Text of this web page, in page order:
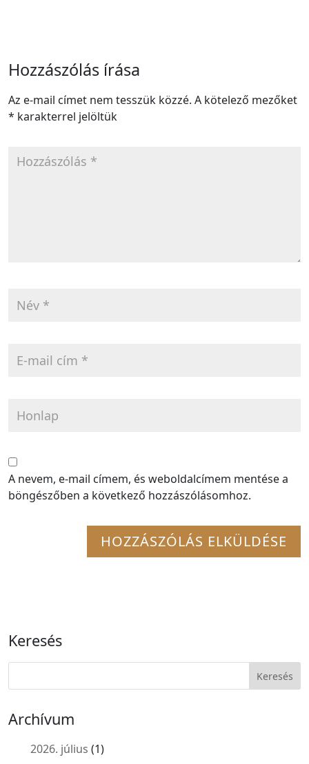
Hozzászólás írása
Az e-mail címet nem tesszük közzé. A kötelező mezőket
* karakterrel jelöltük
A nevem, e-mail címem, és weboldalcímem mentése a
böngészőben a következő hozzászólásomhoz.
Keresés
Archívum
2026. július (1)